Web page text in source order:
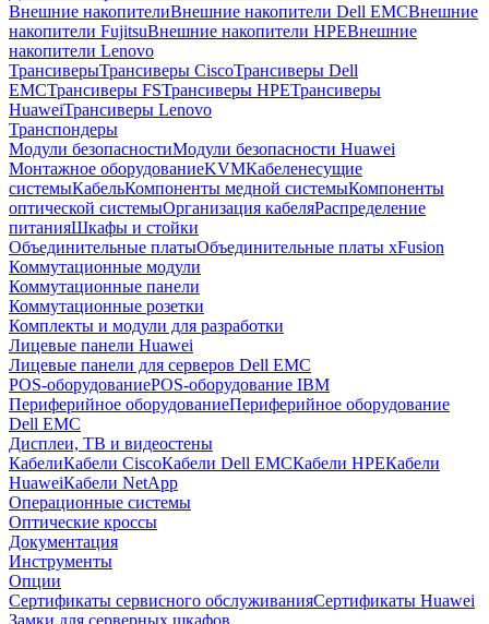
Внешние накопителиВнешние накопители Dell EMCВнешние
накопители FujitsuВнешние накопители HPEВнешние
накопители Lenovo
ТрансиверыТрансиверы CiscoТрансиверы Dell
EMCТрансиверы FSТрансиверы HPEТрансиверы
HuaweiТрансиверы Lenovo
Транспондеры
Модули безопасностиМодули безопасности Huawei
Монтажное оборудованиеKVMКабеленесущие
системыКабельКомпоненты медной системыКомпоненты
оптической системыОрганизация кабеляРаспределение
питанияШкафы и стойки
Объединительные платыОбъединительные платы xFusion
Коммутационные модули
Коммутационные панели
Коммутационные розетки
Комплекты и модули для разработки
Лицевые панели Huawei
Лицевые панели для серверов Dell EMC
POS-оборудованиеPOS-оборудование IBM
Периферийное оборудованиеПериферийное оборудование
Dell EMC
Дисплеи, ТВ и видеостены
КабелиКабели CiscoКабели Dell EMCКабели HPEКабели
HuaweiКабели NetApp
Операционные системы
Оптические кроссы
Документация
Инструменты
Опции
Сертификаты сервисного обслуживанияСертификаты Huawei
Замки для серверных шкафов